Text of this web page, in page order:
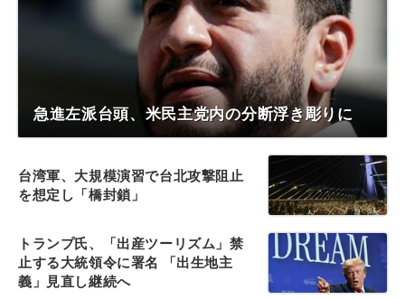
急進左派台頭、米民主党内の分断浮き彫りに
台湾軍、大規模演習で台北攻撃阻止
を想定し「橋封鎖」
トランプ氏、「出産ツーリズム」禁
止する大統領令に署名 「出生地主
義」見直し継続へ